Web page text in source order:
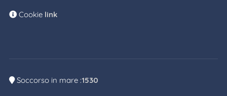
Cookie link
Soccorso in mare :1530